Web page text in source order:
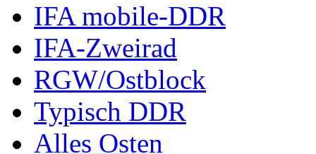
IFA mobile-DDR
IFA-Zweirad
RGW/Ostblock
Typisch DDR
Alles Osten